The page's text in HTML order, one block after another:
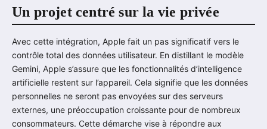
Un projet centré sur la vie privée
Avec cette intégration, Apple fait un pas significatif vers le
contrôle total des données utilisateur. En distillant le modèle
Gemini, Apple s’assure que les fonctionnalités d’intelligence
artificielle restent sur l’appareil. Cela signifie que les données
personnelles ne seront pas envoyées sur des serveurs
externes, une préoccupation croissante pour de nombreux
consommateurs. Cette démarche vise à répondre aux